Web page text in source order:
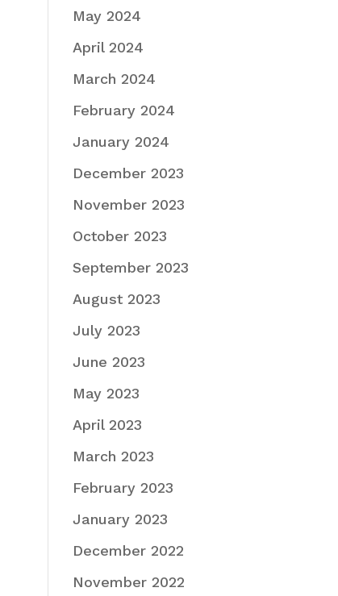
May 2024
April 2024
March 2024
February 2024
January 2024
December 2023
November 2023
October 2023
September 2023
August 2023
July 2023
June 2023
May 2023
April 2023
March 2023
February 2023
January 2023
December 2022
November 2022